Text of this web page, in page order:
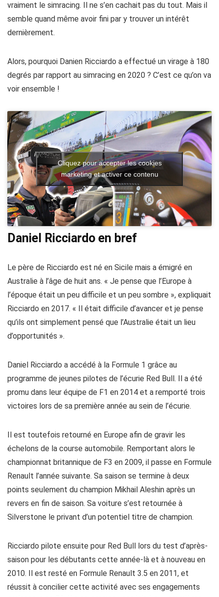
vraiment le simracing. Il ne s’en cachait pas du tout. Mais il
semble quand même avoir fini par y trouver un intérêt
dernièrement.
Alors, pourquoi Danien Ricciardo a effectué un virage à 180
degrés par rapport au simracing en 2020 ? C’est ce qu’on va
voir ensemble !
Cliquez pour accepter les cookies
marketing et activer ce contenu
Daniel Ricciardo en bref
Le père de Ricciardo est né en Sicile mais a émigré en
Australie à l’âge de huit ans. « Je pense que l’Europe à
l’époque était un peu difficile et un peu sombre », expliquait
Ricciardo en 2017. « Il était difficile d’avancer et je pense
qu’ils ont simplement pensé que l’Australie était un lieu
d’opportunités ».
Daniel Ricciardo a accédé à la Formule 1 grâce au
programme de jeunes pilotes de l’écurie Red Bull. Il a été
promu dans leur équipe de F1 en 2014 et a remporté trois
victoires lors de sa première année au sein de l’écurie.
Il est toutefois retourné en Europe afin de gravir les
échelons de la course automobile. Remportant alors le
championnat britannique de F3 en 2009, il passe en Formule
Renault l’année suivante. Sa saison se termine à deux
points seulement du champion Mikhail Aleshin après un
revers en fin de saison. Sa voiture s’est retournée à
Silverstone le privant d’un potentiel titre de champion.
Ricciardo pilote ensuite pour Red Bull lors du test d’après-
saison pour les débutants cette année-là et à nouveau en
2010. Il est resté en Formule Renault 3.5 en 2011, et
réussit à concilier cette activité avec ses engagements